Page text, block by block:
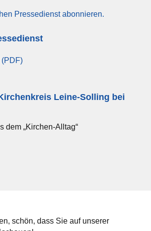
Pressedienst abonnieren.
Leine-Solling bei
dem „Kirchen-Alltag“
schön, dass Sie auf unserer